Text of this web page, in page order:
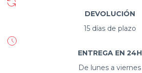
DEVOLUCIÓN
15 días de plazo
ENTREGA EN 24H
De lunes a viernes